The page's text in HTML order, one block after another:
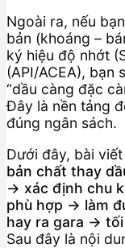
Ngoài ra, nếu
bản (khoáng –
ký hiệu độ nhớt
(API/ACEA), bạn
“dầu càng đặc
Đây là nền tảng
đúng ngân sách.
Dưới đây, bài
bản chất thay
→ xác định chu
phù hợp → làm
hay ra gara →
Sau đây là nội